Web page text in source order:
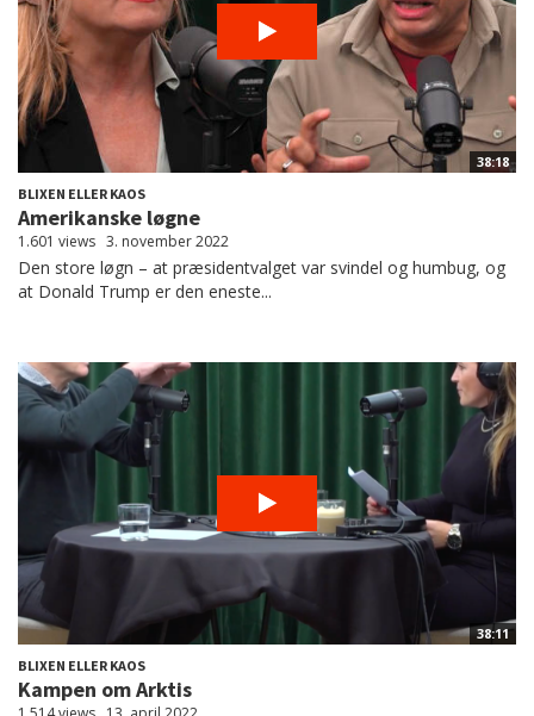
38:18
BLIXEN ELLER KAOS
Amerikanske løgne
1.601 views 3. november 2022
Den store løgn – at præsidentvalget var svindel og humbug, og
at Donald Trump er den eneste...
38:11
BLIXEN ELLER KAOS
Kampen om Arktis